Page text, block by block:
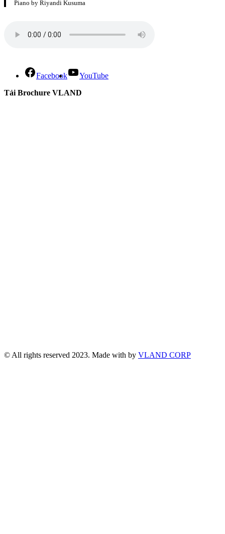
Piano by Riyandi Kusuma
Facebook
YouTube
Tải Brochure VLAND
© All rights reserved 2023. Made with by VLAND CORP